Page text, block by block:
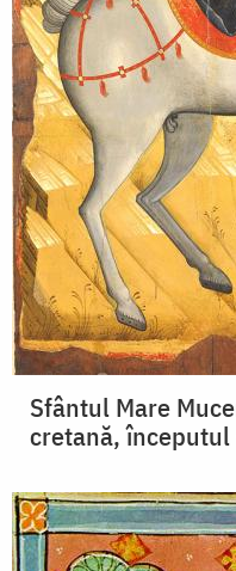
Sfântul Mare
cretană,